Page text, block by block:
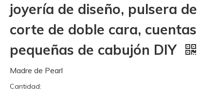
joyería de diseño, pulsera de
corte de doble cara, cuentas
pequeñas de cabujón DIY
Madre de Pearl
Cantidad: